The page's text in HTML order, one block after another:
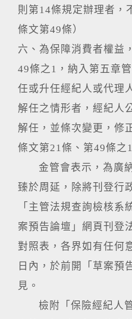
則第14條規定辦理者，
條文第49條）
六、為保障消費者權益
49條之1，納入第五章
任或升任經紀人或代理
解任之情形者，經紀人
解任，並條次變更，修
條文第21條、第49條之
金管會表示，為廣納
臻於周延，除將刊登行
「主管法規查詢檢核系
案預告論壇」網頁刊登
對照表，各界如有任何
日內，於前開「草案預
見。
檢附「保險經紀人管